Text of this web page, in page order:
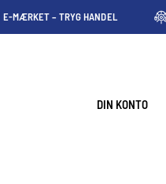
E-MÆRKET – TRYG HANDEL
DIN KONTO